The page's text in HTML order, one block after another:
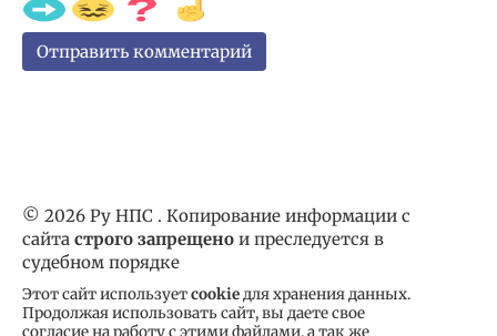
© 2026 Ру НПС . Копирование информации с
сайта строго запрещено и преследуется в
судебном порядке
Этот сайт используетcookieдля хранения данных.
Продолжая использовать сайт, вы даете свое
согласие на работу с этими файлами, а так же